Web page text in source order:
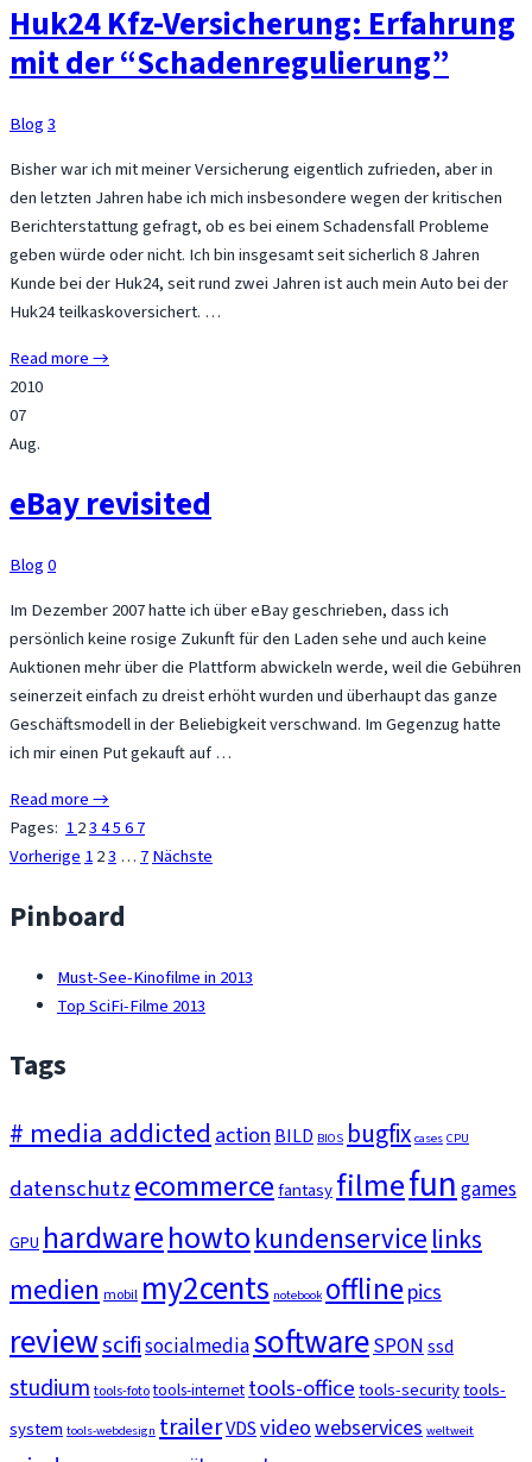
Huk24 Kfz-Versicherung: Erfahrung
mit der “Schadenregulierung”
Blog3
Bisher war ich mit meiner Versicherung eigentlich zufrieden, aber in
den letzten Jahren habe ich mich insbesondere wegen der kritischen
Berichterstattung gefragt, ob es bei einem Schadensfall Probleme
geben würde oder nicht. Ich bin insgesamt seit sicherlich 8 Jahren
Kunde bei der Huk24, seit rund zwei Jahren ist auch mein Auto bei der
Huk24 teilkaskoversichert. …
Read more →
2010
07
Aug.
eBay revisited
Blog0
Im Dezember 2007 hatte ich über eBay geschrieben, dass ich
persönlich keine rosige Zukunft für den Laden sehe und auch keine
Auktionen mehr über die Plattform abwickeln werde, weil die Gebühren
seinerzeit einfach zu dreist erhöht wurden und überhaupt das ganze
Geschäftsmodell in der Beliebigkeit verschwand. Im Gegenzug hatte
ich mir einen Put gekauft auf …
Read more →
Pages: 1234567
Seitennummerierung
der
Beiträge
Vorherige 123 … 7Nächste
Pinboard
Must-See-Kinofilme in 2013
Top SciFi-Filme 2013
Tags
# media addicted action BILD BIOS bugfix cases CPU
datenschutzecommercefantasyfilmefungames
GPU hardwarehowtokundenservicelinks
medien mobilmy2cents notebook offlinepics
reviewscifisocialmediasoftwareSPONssd
studiumtools-fototools-internettools-officetools-securitytools-
system tools-webdesign trailerVDSvideowebservices weltweit